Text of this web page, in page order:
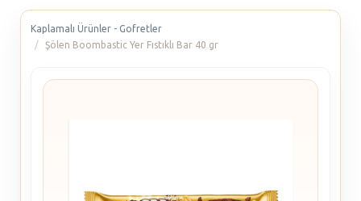
Kaplamalı Ürünler - Gofretler
Şölen Boombastic Yer Fıstıklı Bar 40 gr